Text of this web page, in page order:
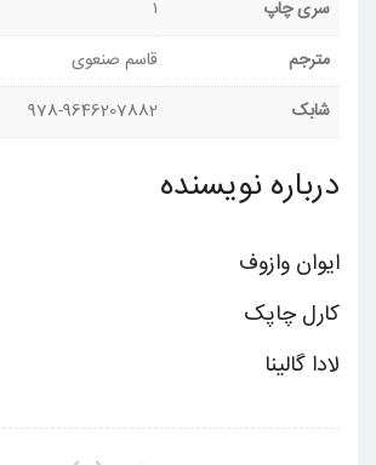
سری چاپ
۱
مترجم
قاسم صنعوی
شابک
978-9646207882
درباره نویسنده
ایوان وازوف
کارل چاپک
لادا گالینا